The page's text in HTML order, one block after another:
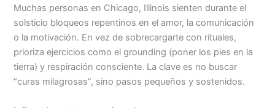
Muchas personas en Chicago, Illinois sienten durante el
solsticio bloqueos repentinos en el amor, la comunicación
o la motivación. En vez de sobrecargarte con rituales,
prioriza ejercicios como el grounding (poner los pies en la
tierra) y respiración consciente. La clave es no buscar
“curas milagrosas”, sino pasos pequeños y sostenidos.